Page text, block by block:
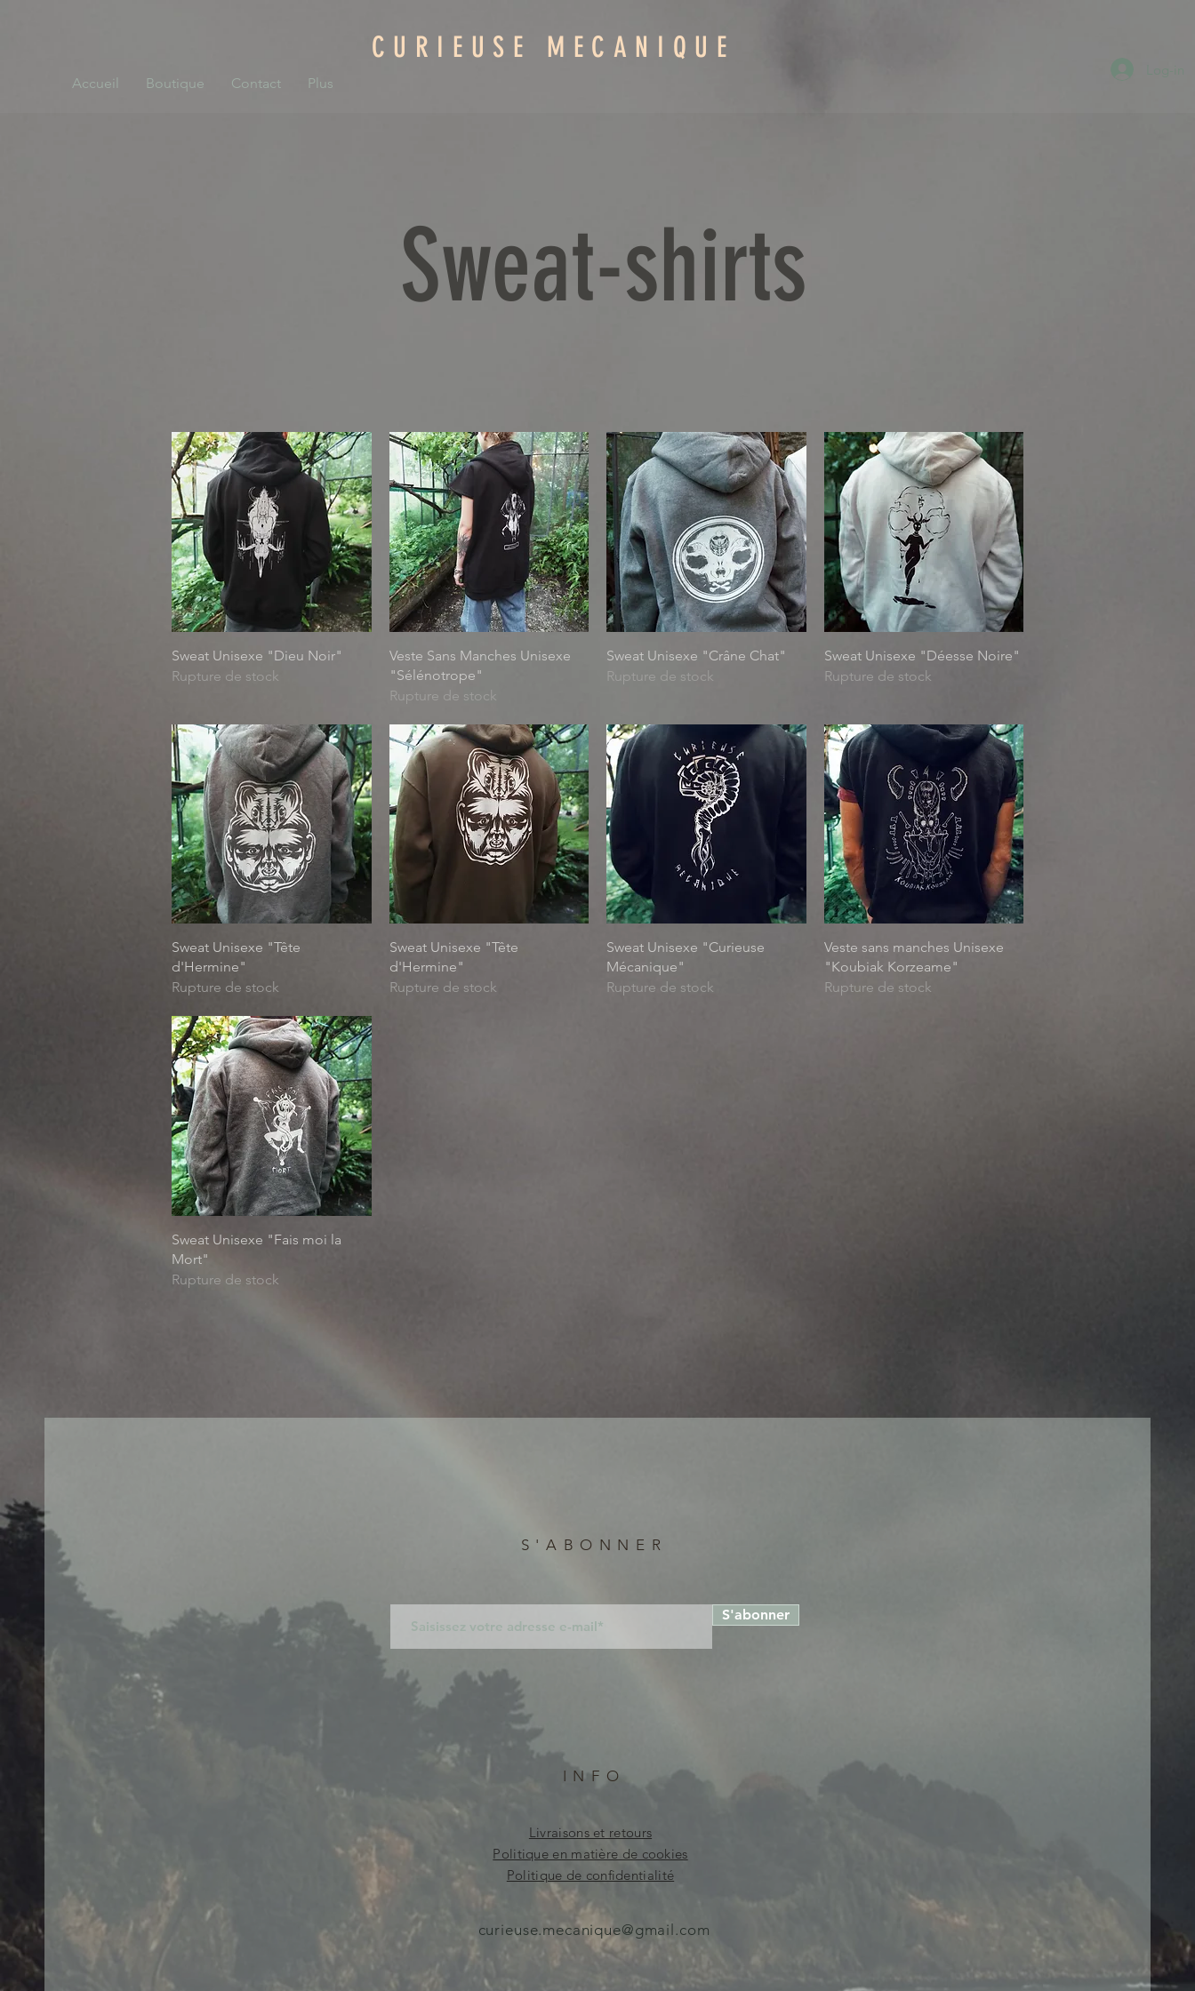
Accueil Boutique Contact Plus
CURIEUSE MECANIQUE
Sweat-shirts
Aperçu rapide
Sweat Unisexe "Dieu Noir"
Rupture de stock
Aperçu rapide
Veste Sans Manches Unisexe
"Sélénotrope"
Rupture de stock
Aperçu rapide
Sweat Unisexe "Crâne Chat"
Rupture de stock
Aperçu rapide
Sweat Unisexe "Déesse Noire"
Rupture de stock
Aperçu rapide
Sweat Unisexe "Tête
d'Hermine"
Rupture de stock
Aperçu rapide
Sweat Unisexe "Tête
d'Hermine"
Rupture de stock
Aperçu rapide
Sweat Unisexe "Curieuse
Mécanique"
Rupture de stock
Aperçu rapide
Veste sans manches Unisexe
"Koubiak Korzeame"
Rupture de stock
Aperçu rapide
Sweat Unisexe "Fais moi la
Mort"
Rupture de stock
S'ABONNER
S'abonner
INFO
Livraisons et retours
Politique en matière de cookies
Politique de confidentialité
curieuse.mecanique@gmail.com